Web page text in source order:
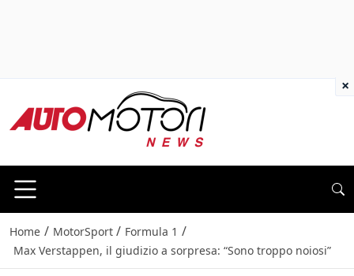
Home / MotorSport / Formula 1 /
Max Verstappen, il giudizio a sorpresa: “Sono troppo noiosi”
×